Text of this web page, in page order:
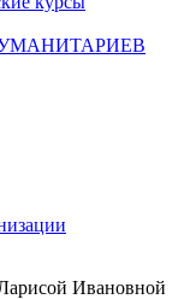
Ивановной